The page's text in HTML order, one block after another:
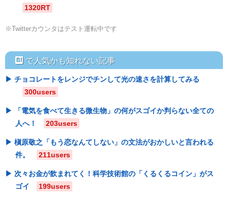
1320RT
※Twitterカウンタはテスト運転中です
hatebu で人気かも知れない記事
チョコレートをレンジでチンして光の速さを計算してみる
300users
「電気を食べて生きる微生物」の何がスゴイか判らない全ての
人へ！
203users
槇原敬之「もう恋なんてしない」の文法がおかしいと言われる
件。
211users
次々お金が飲まれてく！科学技術館の「くるくるコイン」がス
ゴイ
199users